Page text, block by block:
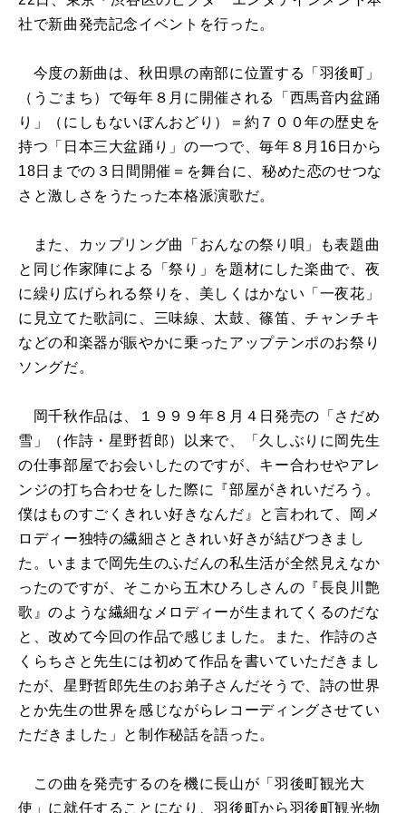
社で新曲発売記念イベントを行った。
今度の新曲は、秋田県の南部に位置する「羽後町」
（うごまち）で毎年８月に開催される「西馬音内盆踊
り」（にしもないぼんおどり）＝約７００年の歴史を
持つ「日本三大盆踊り」の一つで、毎年８月16日から
18日までの３日間開催＝を舞台に、秘めた恋のせつな
さと激しさをうたった本格派演歌だ。
また、カップリング曲「おんなの祭り唄」も表題曲
と同じ作家陣による「祭り」を題材にした楽曲で、夜
に繰り広げられる祭りを、美しくはかない「一夜花」
に見立てた歌詞に、三味線、太鼓、篠笛、チャンチキ
などの和楽器が賑やかに乗ったアップテンポのお祭り
ソングだ。
岡千秋作品は、１９９９年８月４日発売の「さだめ
雪」（作詩・星野哲郎）以来で、「久しぶりに岡先生
の仕事部屋でお会いしたのですが、キー合わせやアレ
ンジの打ち合わせをした際に『部屋がきれいだろう。
僕はものすごくきれい好きなんだ』と言われて、岡メ
ロディー独特の繊細さときれい好きが結びつきまし
た。いままで岡先生のふだんの私生活が全然見えなか
ったのですが、そこから五木ひろしさんの『長良川艶
歌』のような繊細なメロディーが生まれてくるのだな
と、改めて今回の作品で感じました。また、作詩のさ
くらちさと先生には初めて作品を書いていただきまし
たが、星野哲郎先生のお弟子さんだそうで、詩の世界
とか先生の世界を感じながらレコーディングさせてい
ただきました」と制作秘話を語った。
この曲を発売するのを機に長山が「羽後町観光大
使」に就任することになり、羽後町から羽後町観光物